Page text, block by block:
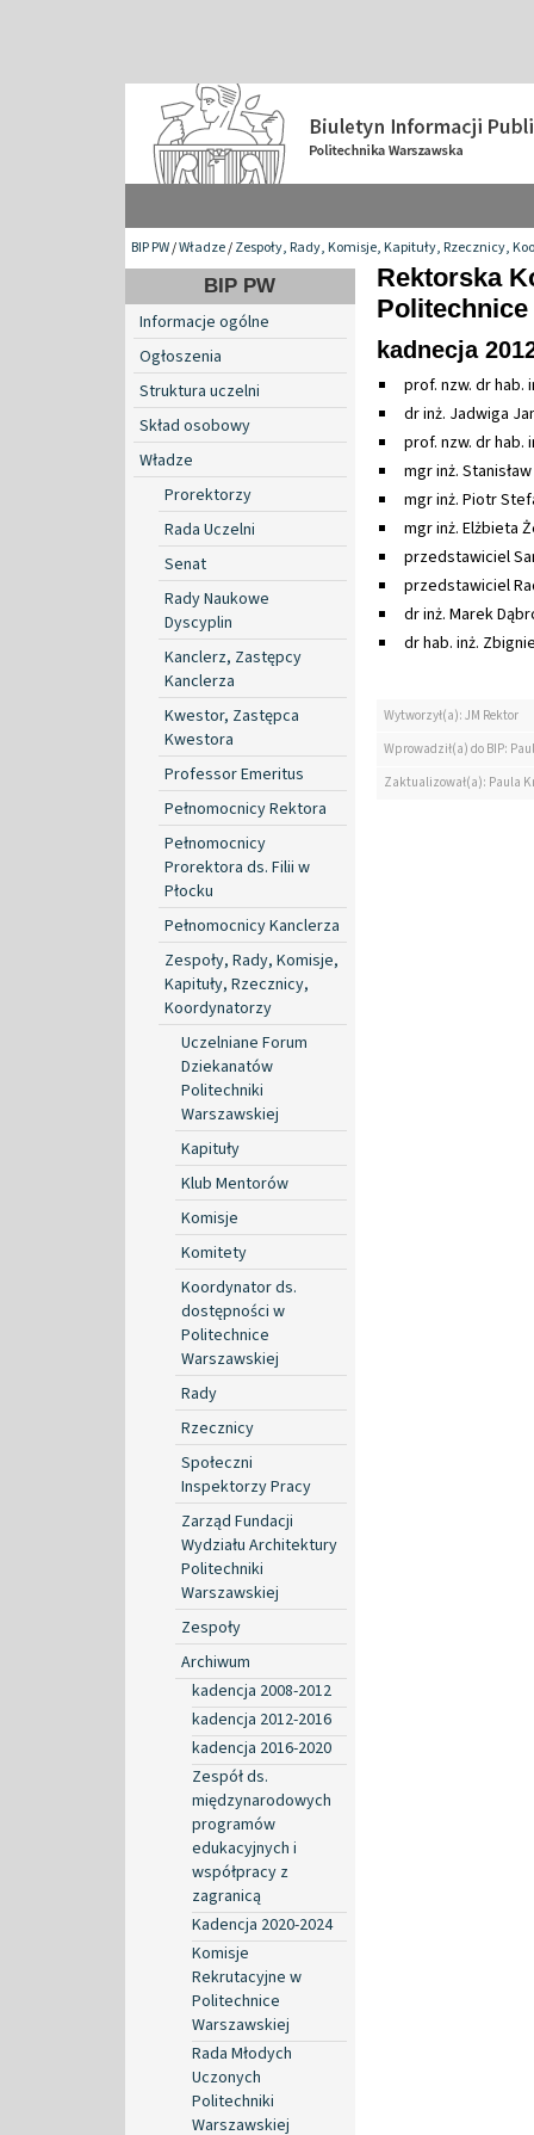
BIP PW/Władze/Zespoły, Rady, Komisje, Kapituły, Rzecznicy,
BIP PW
Informacje ogólne
Ogłoszenia
Struktura uczelni
Skład osobowy
Władze
Prorektorzy
Rada Uczelni
Senat
Rady Naukowe
Dyscyplin
Kanclerz, Zastępcy
Kanclerza
Kwestor, Zastępca
Kwestora
Professor Emeritus
Pełnomocnicy Rektora
Pełnomocnicy
Prorektora ds. Filii w
Płocku
Pełnomocnicy Kanclerza
Zespoły, Rady, Komisje,
Kapituły, Rzecznicy,
Koordynatorzy
Uczelniane Forum
Dziekanatów
Politechniki
Warszawskiej
Kapituły
Klub Mentorów
Komisje
Komitety
Koordynator ds.
dostępności w
Politechnice
Warszawskiej
Rady
Rzecznicy
Społeczni
Inspektorzy Pracy
Zarząd Fundacji
Wydziału Architektury
Politechniki
Warszawskiej
Zespoły
Archiwum
kadencja 2008-2012
kadencja 2012-2016
kadencja 2016-2020
Zespół ds.
międzynarodowych
programów
edukacyjnych i
współpracy z
zagranicą
Kadencja 2020-2024
Komisje
Rekrutacyjne w
Politechnice
Warszawskiej
Rada Młodych
Uczonych
Politechniki
Warszawskiej
Rektorska
kadnecja
prof. nzw. dr hab.
dr inż. Jadwiga
prof. nzw. dr hab.
mgr inż.
mgr inż. Piotr
mgr inż. Elżbieta
przedstawiciel
przedstawiciel
dr inż. Marek
dr hab. inż.
Wytworzył(a): JM Rektor
Wprowadził(a) do BIP:
Zaktualizował(a): Paula